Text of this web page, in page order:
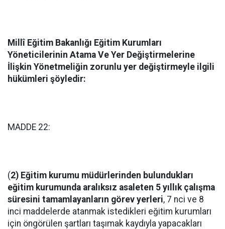
Millî Eğitim Bakanlığı Eğitim Kurumları
Yöneticilerinin Atama Ve Yer Değiştirmelerine
İlişkin Yönetmeliğin zorunlu yer değiştirmeyle ilgili
hükümleri şöyledir:
MADDE 22:
(2) Eğitim kurumu müdürlerinden bulundukları
eğitim kurumunda aralıksız asaleten 5 yıllık çalışma
süresini tamamlayanların görev yerleri, 7 nci ve 8
inci maddelerde atanmak istedikleri eğitim kurumları
için öngörülen şartları taşımak kaydıyla yapacakları